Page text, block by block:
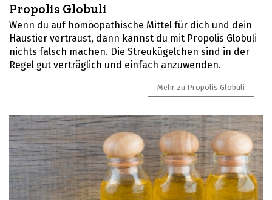
Propolis Globuli
Wenn du auf homöopathische Mittel für dich und dein
Haustier vertraust, dann kannst du mit Propolis Globuli
nichts falsch machen. Die Streukügelchen sind in der
Regel gut verträglich und einfach anzuwenden.
Mehr zu Propolis Globuli